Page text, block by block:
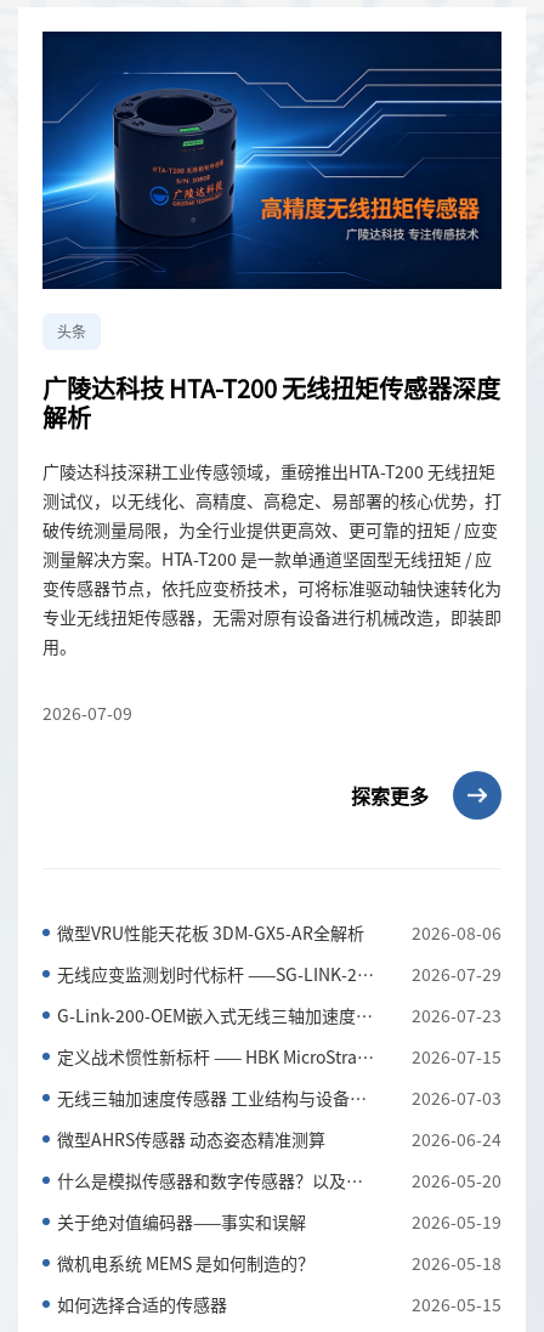
头条
广陵达科技 HTA-T200 无线扭矩传感器深度
解析
广陵达科技深耕工业传感领域，重磅推出HTA-T200 无线扭矩
测试仪，以无线化、高精度、高稳定、易部署的核心优势，打
破传统测量局限，为全行业提供更高效、更可靠的扭矩 / 应变
测量解决方案。HTA-T200 是一款单通道坚固型无线扭矩 / 应
变传感器节点，依托应变桥技术，可将标准驱动轴快速转化为
专业无线扭矩传感器，无需对原有设备进行机械改造，即装即
用。
2026-07-09
探索更多
微型VRU性能天花板 3DM-GX5-AR全解析
2026-08-06
无线应变监测划时代标杆 ——SG-LINK-200三通道无线应...
2026-07-29
G-Link-200-OEM嵌入式无线三轴加速度传感器 全工况振...
2026-07-23
定义战术惯性新标杆 —— HBK MicroStrain 3DM-CV7-AH...
2026-07-15
无线三轴加速度传感器 工业结构与设备振动监测利器
2026-07-03
微型AHRS传感器 动态姿态精准测算
2026-06-24
什么是模拟传感器和数字传感器？以及它们的主要区别
2026-05-20
关于绝对值编码器——事实和误解
2026-05-19
微机电系统 MEMS 是如何制造的？
2026-05-18
如何选择合适的传感器
2026-05-15